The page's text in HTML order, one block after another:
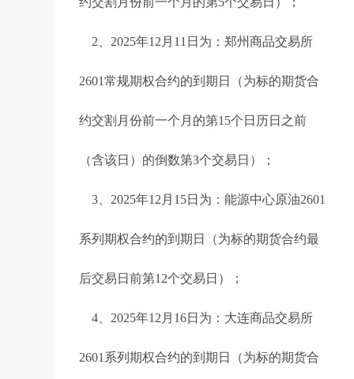
2、2025年12月11日为：郑州商品交易所
2601常规期权合约的到期日（为标的期货合
约交割月份前一个月的第15个日历日之前
（含该日）的倒数第3个交易日）；
3、2025年12月15日为：能源中心原油2601
系列期权合约的到期日（为标的期货合约最
后交易日前第12个交易日）；
4、2025年12月16日为：大连商品交易所
2601系列期权合约的到期日（为标的期货合